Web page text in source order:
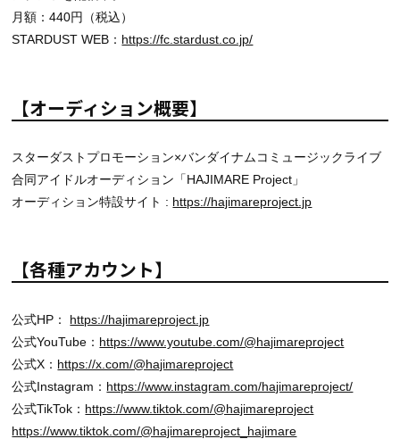
月額：440円（税込）
STARDUST WEB： https://fc.stardust.co.jp/
【オーディション概要】
スターダストプロモーション×バンダイナムコミュージックライブ
合同アイドルオーディション「HAJIMARE Project」
オーディション特設サイト : https://hajimareproject.jp
【各種アカウント】
公式HP： https://hajimareproject.jp
公式YouTube： https://www.youtube.com/@hajimareproject
公式X： https://x.com/@hajimareproject
公式Instagram： https://www.instagram.com/hajimareproject/
公式TikTok： https://www.tiktok.com/@hajimareproject
https://www.tiktok.com/@hajimareproject_hajimare